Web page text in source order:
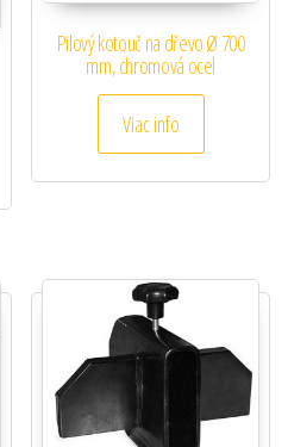
Pilový kotouč na dřevo Ø 700
mm, chromová ocel
Viac info